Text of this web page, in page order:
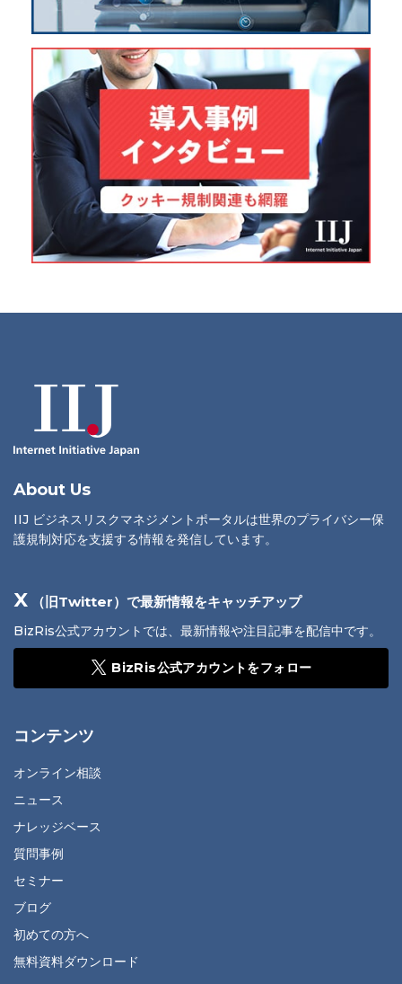
About Us
IIJ ビジネスリスクマネジメントポータルは世界のプライバシー保
護規制対応を支援する情報を発信しています。
X （旧Twitter）で最新情報をキャッチアップ
BizRis公式アカウントでは、最新情報や注目記事を配信中です。
BizRis公式アカウントをフォロー
コンテンツ
オンライン相談
ニュース
ナレッジベース
質問事例
セミナー
ブログ
初めての方へ
無料資料ダウンロード